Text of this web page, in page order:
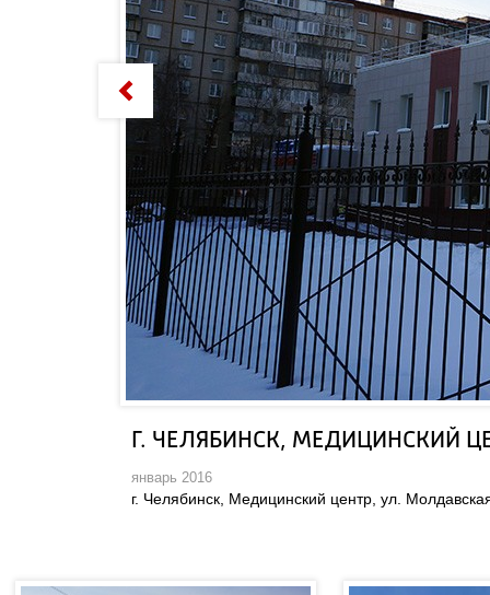
Г. ЧЕЛЯБИНСК, МЕДИЦИНСКИЙ
январь 2016
г. Челябинск, Медицинский центр, ул.